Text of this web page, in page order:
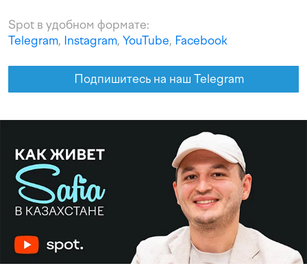
Spot в удобном формате:
Telegram, Instagram, YouTube, Facebook
Подпишитесь на наш Telegram